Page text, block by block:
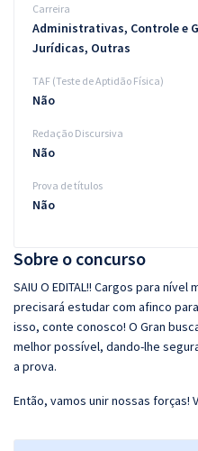
Sobre o concurso
SAIU O EDITAL!! Cargos para
precisará estudar com afinco
isso, conte conosco! O Gran
melhor possível, dando-lhe
a prova.
Então, vamos unir nossas forças!
Carreira
Administrativas, Controle e
Jurídicas, Outras
TAF (Teste de Aptidão Física)
Não
Redação Discursiva
Não
Prova de títulos
Não